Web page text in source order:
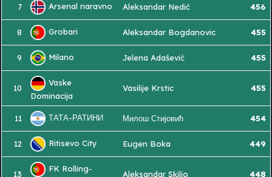
7 Arsenal naravno Aleksandar Nedić 456
8 Grobari Aleksandar Bogdanovic 455
9 Milano Jelena Adašević 455
10
Vaske
Dominacija
Vasilije Krstic 455
11 ТАТА-РАТИНИ Милош Стијовић 454
12 Ritisevo City Eugen Boka 449
13
FK Rolling-
Aleksandar Skiljo 448